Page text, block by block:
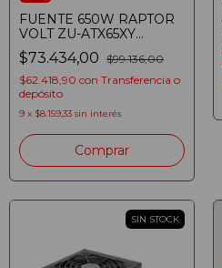
FUENTE 650W RAPTOR
VOLT ZU-ATX65XY
80PLUS BRONZE
NEGRO
$73.434,00 $99.136,00
$62.418,90 con Transferencia o
depósito
9 x $8.159,33 sin interés
SIN STOCK